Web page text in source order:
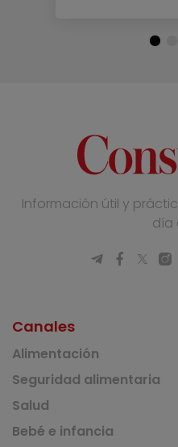
Información útil y
día
Canales
Alimentación
Seguridad alimentaria
Salud
Bebé e infancia